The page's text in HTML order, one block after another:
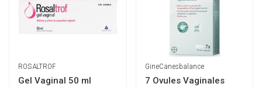
ROSALTROF
Gel Vaginal 50 ml
GineCanesbalance
7 Ovules Vaginales